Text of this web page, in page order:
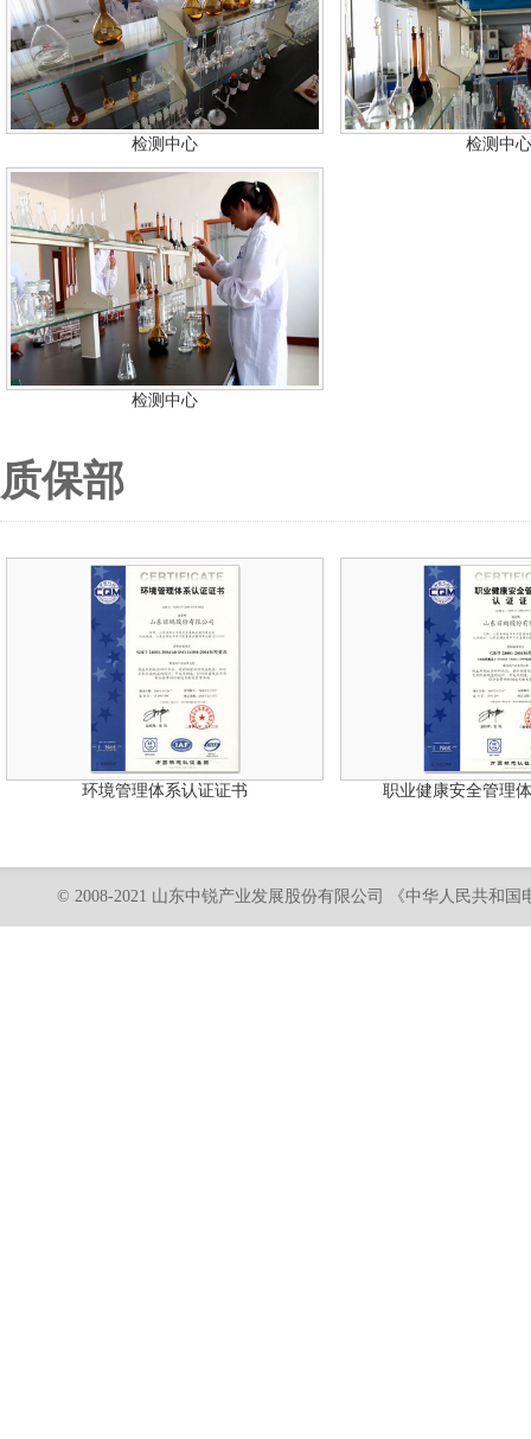
检测中心 检测中心
检测中心
质保部
环境管理体系认证证书 职业健康安全管理
© 2008-2021 山东中锐产业发展股份有限公司 《中华人民共和